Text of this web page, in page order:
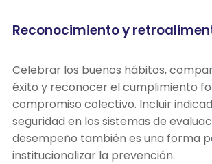
Reconocimiento y
Celebrar los buenos hábitos,
éxito y reconocer el cumplimiento
compromiso colectivo. Incluir
seguridad en los sistemas de
desempeño también es una forma
institucionalizar la prevención.